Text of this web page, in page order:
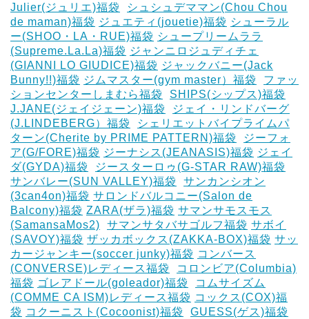
Julier(ジュリエ)福袋
シュシュデママン(Chou Chou
de maman)福袋 ジュエティ(jouetie)福袋 シューラル
ー(SHOO・LA・RUE)福袋 シュープリームララ
(Supreme.La.La)福袋 ジャンニロジュディチェ
(GIANNI LO GIUDICE)福袋 ジャックバニー(Jack
Bunny!!)福袋 ジムマスター(gym master）福袋
ファッ
ションセンターしまむら福袋
SHIPS(シップス)福袋
J.JANE(ジェイジェーン)福袋
ジェイ・リンドバーグ
(J.LINDEBERG）福袋
シェリエットバイプライムパ
ターン(Cherite by PRIME PATTERN)福袋
ジーフォ
ア(G/FORE)福袋 ジーナシス(JEANASIS)福袋 ジェイ
ダ(GYDA)福袋
ジースターロゥ(G-STAR RAW)福袋
サンバレー(SUN VALLEY)福袋
サンカンシオン
(3can4on)福袋 サロンドバルコニー(Salon de
Balcony)福袋 ZARA(ザラ)福袋 サマンサモスモス
(SamansaMos2)
サマンサタバサゴルフ福袋 サボイ
(SAVOY)福袋 ザッカボックス(ZAKKA-BOX)福袋 サッ
カージャンキー(soccer junky)福袋 コンバース
(CONVERSE)レディース福袋
コロンビア(Columbia)
福袋 ゴレアドール(goleador)福袋
コムサイズム
(COMME CA ISM)レディース福袋 コックス(COX)福
袋 コクーニスト(Cocoonist)福袋
GUESS(ゲス)福袋